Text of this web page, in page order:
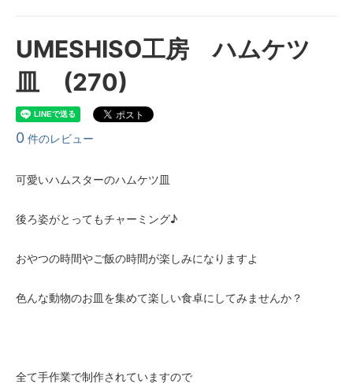
UMESHISO工房 ハムケツ
皿 (270)
0 件のレビュー
可愛いハムスターのハムケツ皿
後ろ姿がとってもチャーミング♪
おやつの時間やご飯の時間が楽しみになりますよ
色んな動物のお皿を集めて楽しい食卓にしてみませんか？
全て手作業で制作されていますので